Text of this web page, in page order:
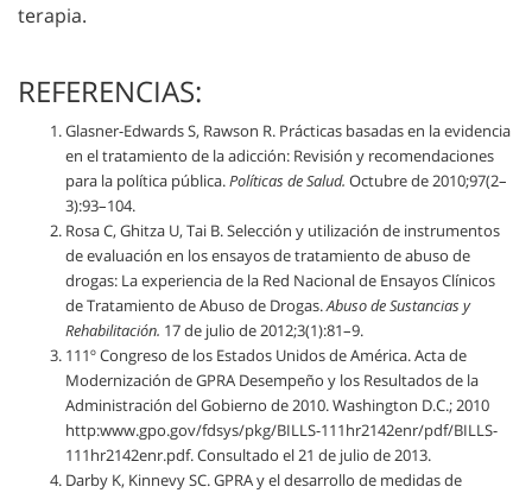
terapia.
REFERENCIAS:
Glasner-Edwards S, Rawson R. Prácticas basadas en la evidencia
en el tratamiento de la adicción: Revisión y recomendaciones
para la política pública.Políticas de Salud. Octubre de 2010;97(2–
3):93–104.
Rosa C, Ghitza U, Tai B. Selección y utilización de instrumentos
de evaluación en los ensayos de tratamiento de abuso de
drogas: La experiencia de la Red Nacional de Ensayos Clínicos
de Tratamiento de Abuso de Drogas.Abuso de Sustancias y
Rehabilitación. 17 de julio de 2012;3(1):81–9.
111º Congreso de los Estados Unidos de América. Acta de
Modernización de GPRA Desempeño y los Resultados de la
Administración del Gobierno de 2010. Washington D.C.; 2010
http:www.gpo.gov/fdsys/pkg/BILLS-111hr2142enr/pdf/BILLS-
111hr2142enr.pdf. Consultado el 21 de julio de 2013.
Darby K, Kinnevy SC. GPRA y el desarrollo de medidas de